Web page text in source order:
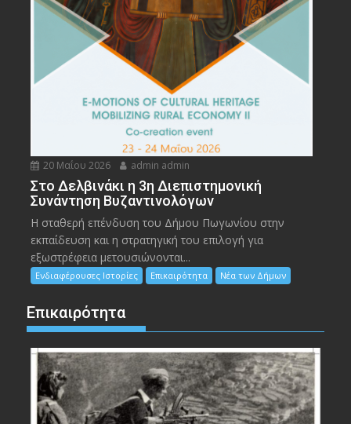
20 Μαΐου 2026 admin admin
Στο Δελβινάκι η 3η Διεπιστημονική
Συνάντηση Βυζαντινολόγων
Η σταθερή επένδυση του Δήμου Πωγωνίου στην
εκπαίδευση και η στρατηγική του επιλογή για
εξωστρέφεια μετουσιώνονται...
Ενδιαφέρουσες Ιστορίες Επικαιρότητα Νέα των Δήμων
Επικαιρότητα